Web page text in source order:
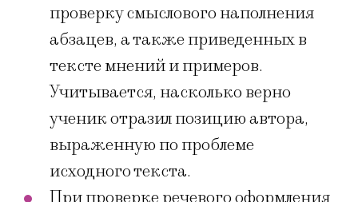
проверку смыслового наполнения
абзацев, а также приведенных в
тексте мнений и примеров.
Учитывается, насколько верно
ученик отразил позицию автора,
выраженную по проблеме
исходного текста.